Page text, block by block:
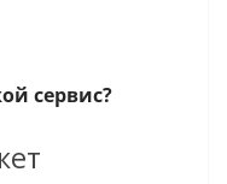
сервис?